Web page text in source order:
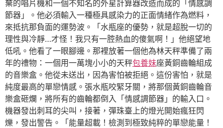
棄的唱片機和一個不知名的外星計算器改造而成的「情感調
節器」。他必須輸入一種極具感染力的正面情緒作為燃料，
來抵抗那負面的運勢波。「水瓶座的優勢，就是超脫一切的
理性與冷靜…才怪！我只有一腔熱血的傻氣啊！」他絕望地
低吼。他看了一眼腳邊。那裡放著一個他為林天秤準備了兩
年的禮物：一個用一萬塊小小的天秤包養妹座黃銅齒輪組成
的音樂盒。他從未送出，因為害怕被拒絕。這份害怕，就是
純度最高的單戀情感。張水瓶咬緊牙關，將那個黃銅齒輪音
樂盒砸爛，將所有的齒輪都倒入「情感調節器」的輸入口。
機器發出刺耳的尖叫，接著，彈珠臺上的燈光開始瘋狂閃
爍，發出警告。「能量超載！檢測到極致純粹的單戀能量！